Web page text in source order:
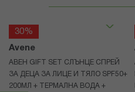
30%
Avene
АВЕН GIFT SET СЛЪНЦЕ СПРЕЙ
ЗА ДЕЦА ЗА ЛИЦЕ И ТЯЛО SPF50+
200МЛ + ТЕРМАЛНА ВОДА +